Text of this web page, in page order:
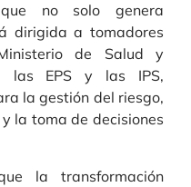
que no solo genera
dirigida a tomadores
de Salud y
las EPS y las IPS,
la gestión del riesgo,
la toma de decisiones
la transformación